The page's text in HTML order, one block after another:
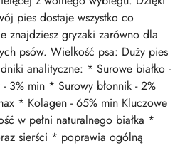
pies dostaje wszystko co
znajdziesz gryzaki zarówno dla
psów. Wielkość psa: Duży pies
analityczne: * Surowe białko -
3% min * Surowy błonnik - 2%
* Kolagen - 65% min Kluczowe
w pełni naturalnego białka *
sierści * poprawia ogólną